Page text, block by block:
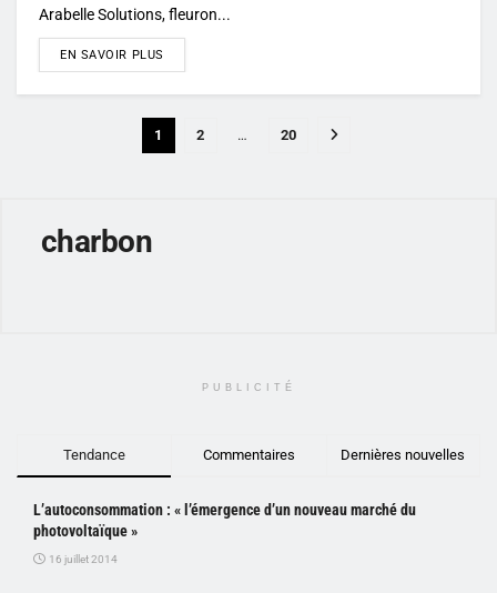
Arabelle Solutions, fleuron...
EN SAVOIR PLUS
1 2 … 20
charbon
PUBLICITÉ
Tendance Commentaires Dernières nouvelles
L’autoconsommation : « l’émergence d’un nouveau marché du
photovoltaïque »
16 juillet 2014